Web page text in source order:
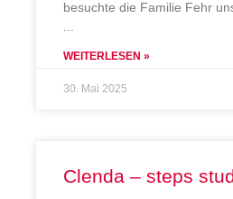
besuchte die Familie Fehr
WEITERLESEN »
30. Mai 2025
Clenda – steps